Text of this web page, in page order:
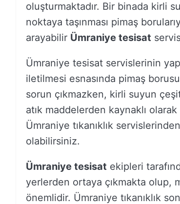
oluşturmaktadır. Bir binada kirli
noktaya taşınması pimaş
arayabilir Ümraniye tesisat
Ümraniye tesisat servislerinin
iletilmesi esnasında pimaş
sorun çıkmazken, kirli suyun
atık maddelerden kaynaklı
Ümraniye tıkanıklık
olabilirsiniz.
Ümraniye tesisat ekipleri
yerlerden ortaya çıkmakta olup,
önemlidir. Ümraniye tıkanıklık